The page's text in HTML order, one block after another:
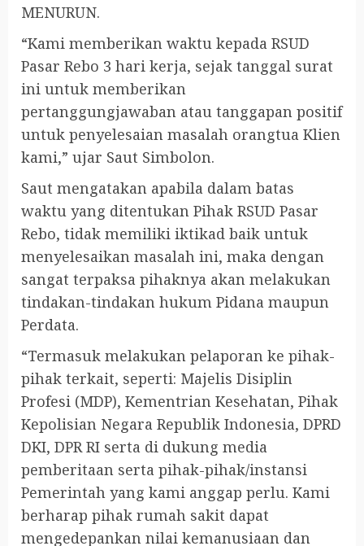
MENURUN.
“Kami memberikan waktu kepada RSUD
Pasar Rebo 3 hari kerja, sejak tanggal surat
ini untuk memberikan
pertanggungjawaban atau tanggapan positif
untuk penyelesaian masalah orangtua Klien
kami,” ujar Saut Simbolon.
Saut mengatakan apabila dalam batas
waktu yang ditentukan Pihak RSUD Pasar
Rebo, tidak memiliki iktikad baik untuk
menyelesaikan masalah ini, maka dengan
sangat terpaksa pihaknya akan melakukan
tindakan-tindakan hukum Pidana maupun
Perdata.
“Termasuk melakukan pelaporan ke pihak-
pihak terkait, seperti: Majelis Disiplin
Profesi (MDP), Kementrian Kesehatan, Pihak
Kepolisian Negara Republik Indonesia, DPRD
DKI, DPR RI serta di dukung media
pemberitaan serta pihak-pihak/instansi
Pemerintah yang kami anggap perlu. Kami
berharap pihak rumah sakit dapat
mengedepankan nilai kemanusiaan dan